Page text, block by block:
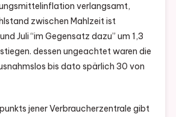
verlangsamt,
zwischen Mahlzeit ist
Juli “im Gegensatz dazu” um 1,3
dessen ungeachtet waren die
bis dato spärlich 30 von
jener Verbraucherzentrale gibt